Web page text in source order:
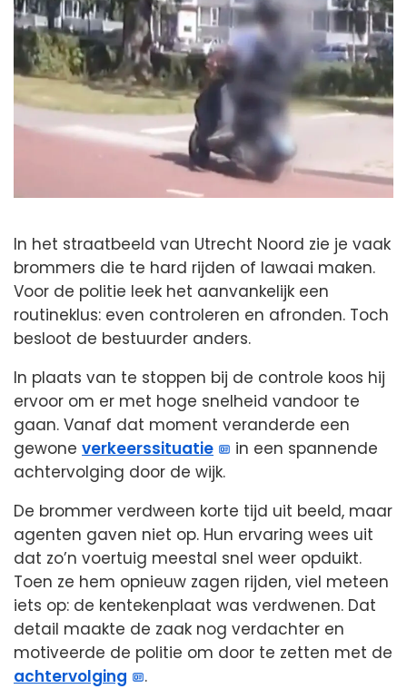
In het straatbeeld van Utrecht Noord zie je vaak
brommers die te hard rijden of lawaai maken.
Voor de politie leek het aanvankelijk een
routineklus: even controleren en afronden. Toch
besloot de bestuurder anders.
In plaats van te stoppen bij de controle koos hij
ervoor om er met hoge snelheid vandoor te
gaan. Vanaf dat moment veranderde een
gewone verkeerssituatie
in een spannende
achtervolging door de wijk.
De brommer verdween korte tijd uit beeld, maar
agenten gaven niet op. Hun ervaring wees uit
dat zo’n voertuig meestal snel weer opduikt.
Toen ze hem opnieuw zagen rijden, viel meteen
iets op: de kentekenplaat was verdwenen. Dat
detail maakte de zaak nog verdachter en
motiveerde de politie om door te zetten met de
achtervolging
.